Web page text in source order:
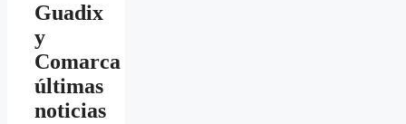
Guadix
y
Comarca
últimas
noticias